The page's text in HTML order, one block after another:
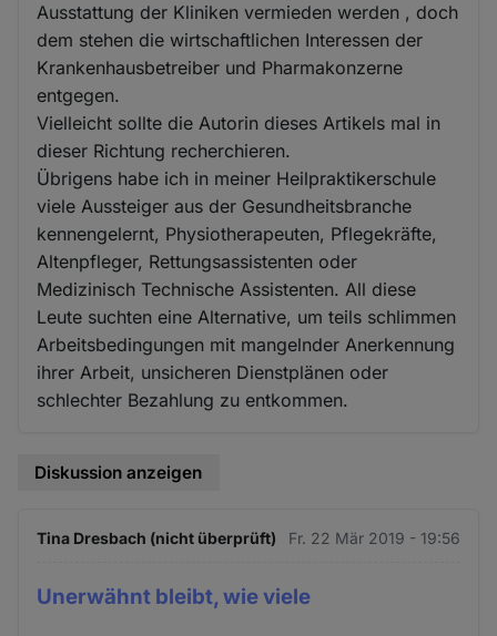
Ausstattung der Kliniken vermieden werden , doch
dem stehen die wirtschaftlichen Interessen der
Krankenhausbetreiber und Pharmakonzerne
entgegen.
Vielleicht sollte die Autorin dieses Artikels mal in
dieser Richtung recherchieren.
Übrigens habe ich in meiner Heilpraktikerschule
viele Aussteiger aus der Gesundheitsbranche
kennengelernt, Physiotherapeuten, Pflegekräfte,
Altenpfleger, Rettungsassistenten oder
Medizinisch Technische Assistenten. All diese
Leute suchten eine Alternative, um teils schlimmen
Arbeitsbedingungen mit mangelnder Anerkennung
ihrer Arbeit, unsicheren Dienstplänen oder
schlechter Bezahlung zu entkommen.
Diskussion anzeigen
Tina Dresbach (nicht überprüft) Fr. 22 Mär 2019 - 19:56
Unerwähnt bleibt, wie viele